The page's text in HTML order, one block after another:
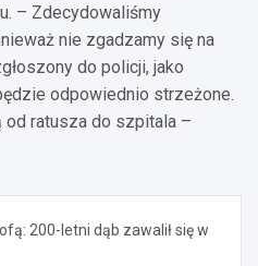
– Zdecydowaliśmy
nie zgadzamy się na
do policji, jako
odpowiednio strzeżone.
ratusza do szpitala –
200-letni dąb zawalił się w